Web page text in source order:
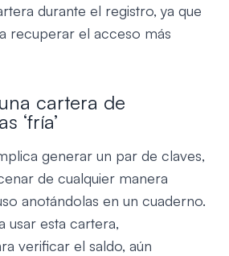
durante el registro, ya que
recuperar el acceso más
cartera de
‘fría’
generar un par de claves,
de cualquier manera
anotándolas en un cuaderno.
usar esta cartera,
verificar el saldo, aún